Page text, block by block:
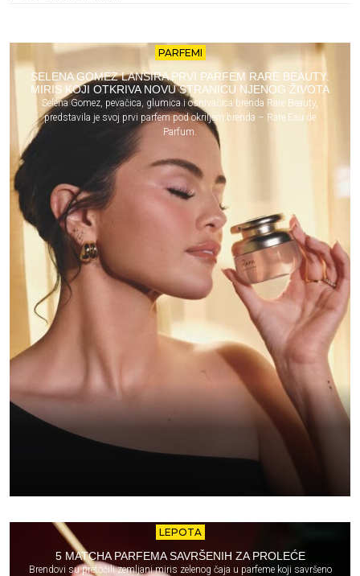
PARFEMI
SELENA GOMEZ LANSIRA PRVI PARFEM RARE BEAUTY:
MIRIS KOJI OTKRIVA NOVU STRANICU NJENOG ŽIVOTA
Selena Gomez, pevačica, glumica i osnivačica brenda Rare Beauty,
predstavila je svoj prvi parfem pod okriljem brenda – Rare Eau de
Parfum.
LEPOTA
5 MATCHA PARFEMA SAVRŠENIH ZA PROLEĆE
Brendovi su pretočili zemljani miris zelenog čaja u parfeme koji savršeno